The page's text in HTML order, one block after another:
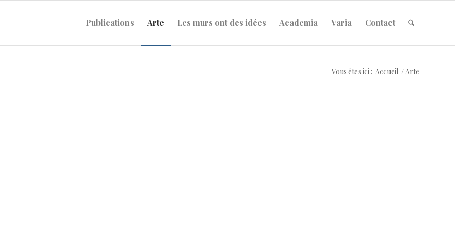
Publications Arte Les murs ont des idées Academia Varia Contact
Vous êtes ici : Accueil / Arte